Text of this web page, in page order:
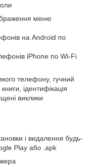
меню
на Android по
iPhone по Wi-Fi
телефону, гучний
ідентифікація
виклики
і видалення будь-
Play або .apk